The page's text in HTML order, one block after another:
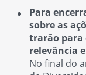
Para
sobre as
trarão para
relevância
No final do